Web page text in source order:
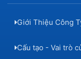
Giới Thiệu Công
Cấu tạo - Vai trò